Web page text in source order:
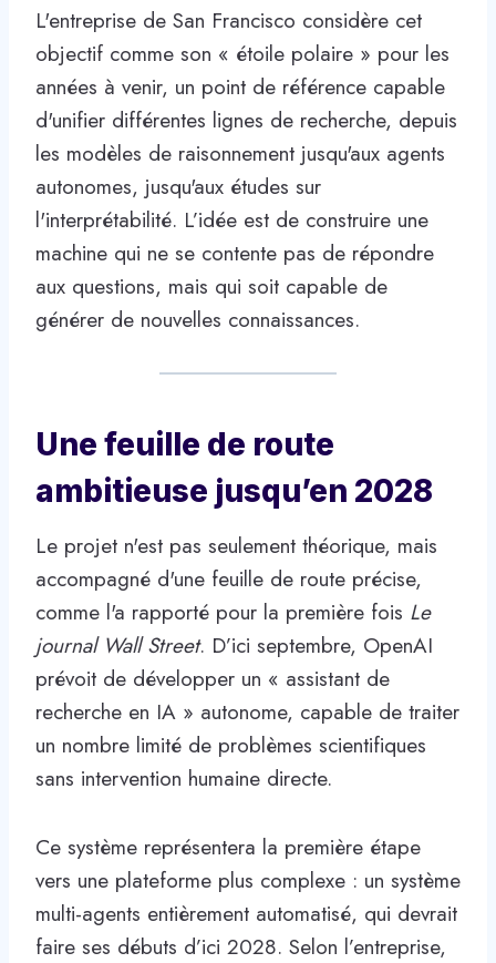
L'entreprise de San Francisco considère cet
objectif comme son « étoile polaire » pour les
années à venir, un point de référence capable
d'unifier différentes lignes de recherche, depuis
les modèles de raisonnement jusqu'aux agents
autonomes, jusqu'aux études sur
l'interprétabilité. L’idée est de construire une
machine qui ne se contente pas de répondre
aux questions, mais qui soit capable de
générer de nouvelles connaissances.
Une feuille de route
ambitieuse jusqu’en 2028
Le projet n'est pas seulement théorique, mais
accompagné d'une feuille de route précise,
comme l'a rapporté pour la première fois Le
journal Wall Street. D’ici septembre, OpenAI
prévoit de développer un « assistant de
recherche en IA » autonome, capable de traiter
un nombre limité de problèmes scientifiques
sans intervention humaine directe.
Ce système représentera la première étape
vers une plateforme plus complexe : un système
multi-agents entièrement automatisé, qui devrait
faire ses débuts d’ici 2028. Selon l’entreprise,